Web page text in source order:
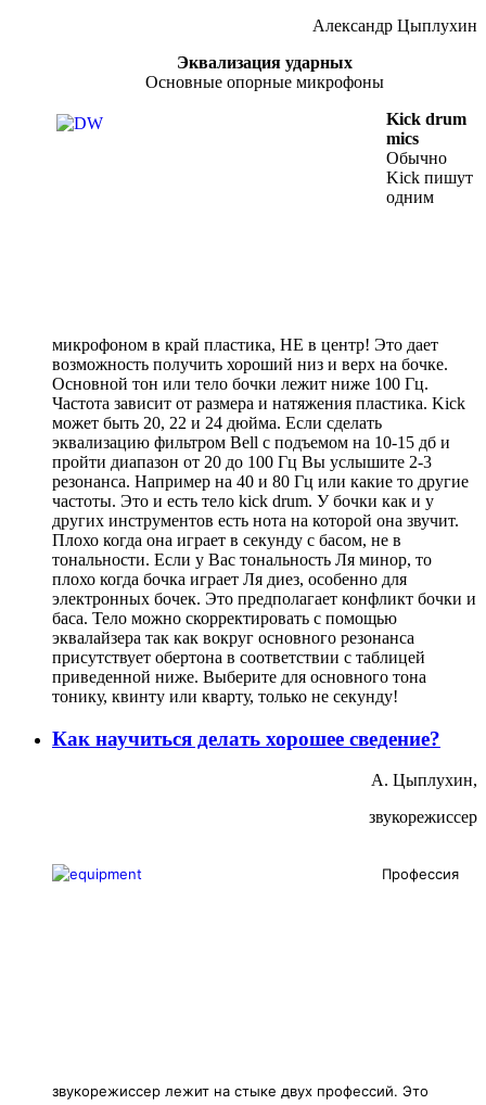
Александр Цыплухин
Эквализация ударных
Основные опорные микрофоны
Kick drum
mics
Обычно
Kick пишут
одним
микрофоном в край пластика, НЕ в центр! Это дает
возможность получить хороший низ и верх на бочке.
Основной тон или тело бочки лежит ниже 100 Гц.
Частота зависит от размера и натяжения пластика. Kick
может быть 20, 22 и 24 дюйма. Если сделать
эквализацию фильтром Bell с подъемом на 10-15 дб и
пройти диапазон от 20 до 100 Гц Вы услышите 2-3
резонанса. Например на 40 и 80 Гц или какие то другие
частоты. Это и есть тело kick drum. У бочки как и у
других инструментов есть нота на которой она звучит.
Плохо когда она играет в секунду с басом, не в
тональности. Если у Вас тональность Ля минор, то
плохо когда бочка играет Ля диез, особенно для
электронных бочек. Это предполагает конфликт бочки и
баса. Тело можно скорректировать с помощью
эквалайзера так как вокруг основного резонанса
присутствует обертона в соответствии с таблицей
приведенной ниже. Выберите для основного тона
тонику, квинту или кварту, только не секунду!
Как научиться делать хорошее сведение?
А. Цыплухин,
звукорежиссер
Профессия
звукорежиссер лежит на стыке двух профессий. Это